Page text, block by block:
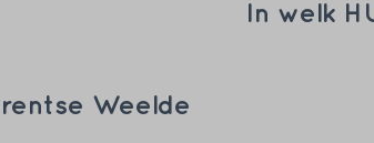
In welk
Weelde